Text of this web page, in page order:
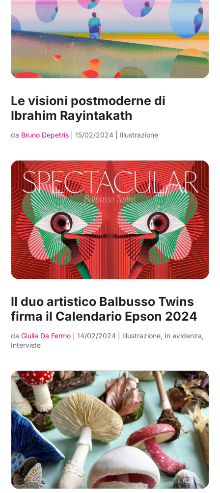
Le visioni postmoderne di
Ibrahim Rayintakath
da Bruno Depetris |15/02/2024 Illustrazione
Il duo artistico Balbusso Twins
firma il Calendario Epson 2024
daGiulia Da Fermo |14/02/2024 Illustrazione, In evidenza,
Interviste